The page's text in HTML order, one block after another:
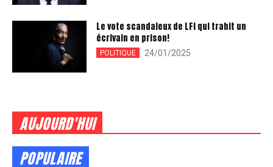
Le vote scandaleux de LFI qui trahit un
écrivain en prison!
POLITIQUE 24/01/2025
AUJOURD'HUI
POPULAIRE